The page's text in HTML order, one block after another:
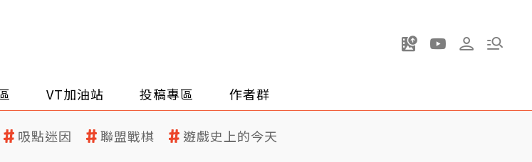
VT加油站 投稿專區 作者群
吸點迷因 聯盟戰棋 遊戲史上的今天